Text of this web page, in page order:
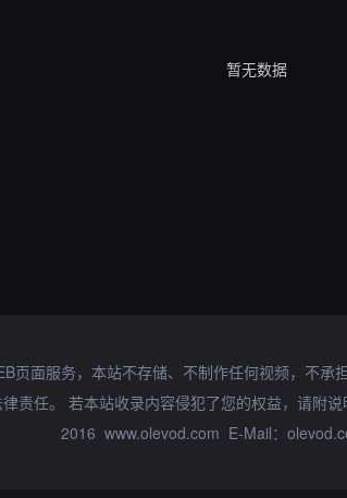
暂无数据
页面服务，本站不存储、不制作任何视频，不承
责任。 若本站收录内容侵犯了您的权益，请附
2016 www.olevod.com E-Mail：